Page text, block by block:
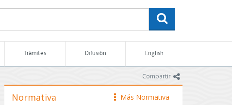
Trámites Difusión English
Compartir icono
icono
Más Normativa
Normativa